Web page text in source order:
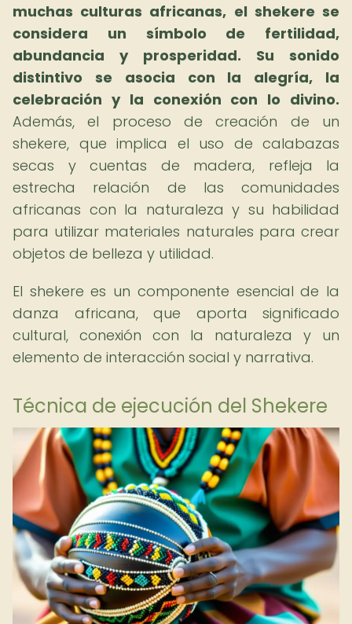
muchas culturas africanas, el shekere se
considera un símbolo de fertilidad,
abundancia y prosperidad.
Su sonido
distintivo se asocia con la alegría, la
celebración y la conexión con lo divino.
Además, el proceso de creación de un
shekere, que implica el uso de calabazas
secas y cuentas de madera, refleja la
estrecha relación de las comunidades
africanas con la naturaleza y su habilidad
para utilizar materiales naturales para crear
objetos de belleza y utilidad.
El shekere es un componente esencial de la
danza africana, que aporta significado
cultural, conexión con la naturaleza y un
elemento de interacción social y narrativa.
Técnica de ejecución del Shekere